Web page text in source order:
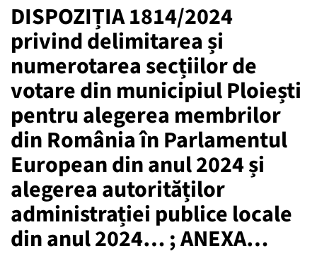
DISPOZIȚIA 1814/2024
privind delimitarea și
numerotarea secțiilor de
votare din municipiul Ploiești
pentru alegerea membrilor
din România în Parlamentul
European din anul 2024 și
alegerea autorităților
administrației publice locale
din anul 2024… ; ANEXA…